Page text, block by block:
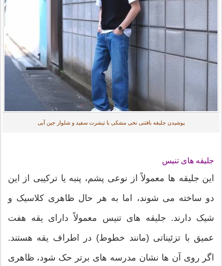
پوشیدن جلیقه بافتنی نخی مشکی با تیشرت سفید و شلوار جین آبی
جلیقه های تنیس
این جلیقه ها معمولاً از نوعی پشم، پنبه یا ترکیبی از این
دو ساخته می شوند، اما به هر حال ظاهری کلاسیک و
شیک دارند. جلیقه های تنیس معمولاً دارای یقه هفت
عمیق با تزئیناتی (مانند خطوط) در اطراف یقه هستند.
اگر روی آن ها نشان مدرسه های برتر حک شود، ظاهری